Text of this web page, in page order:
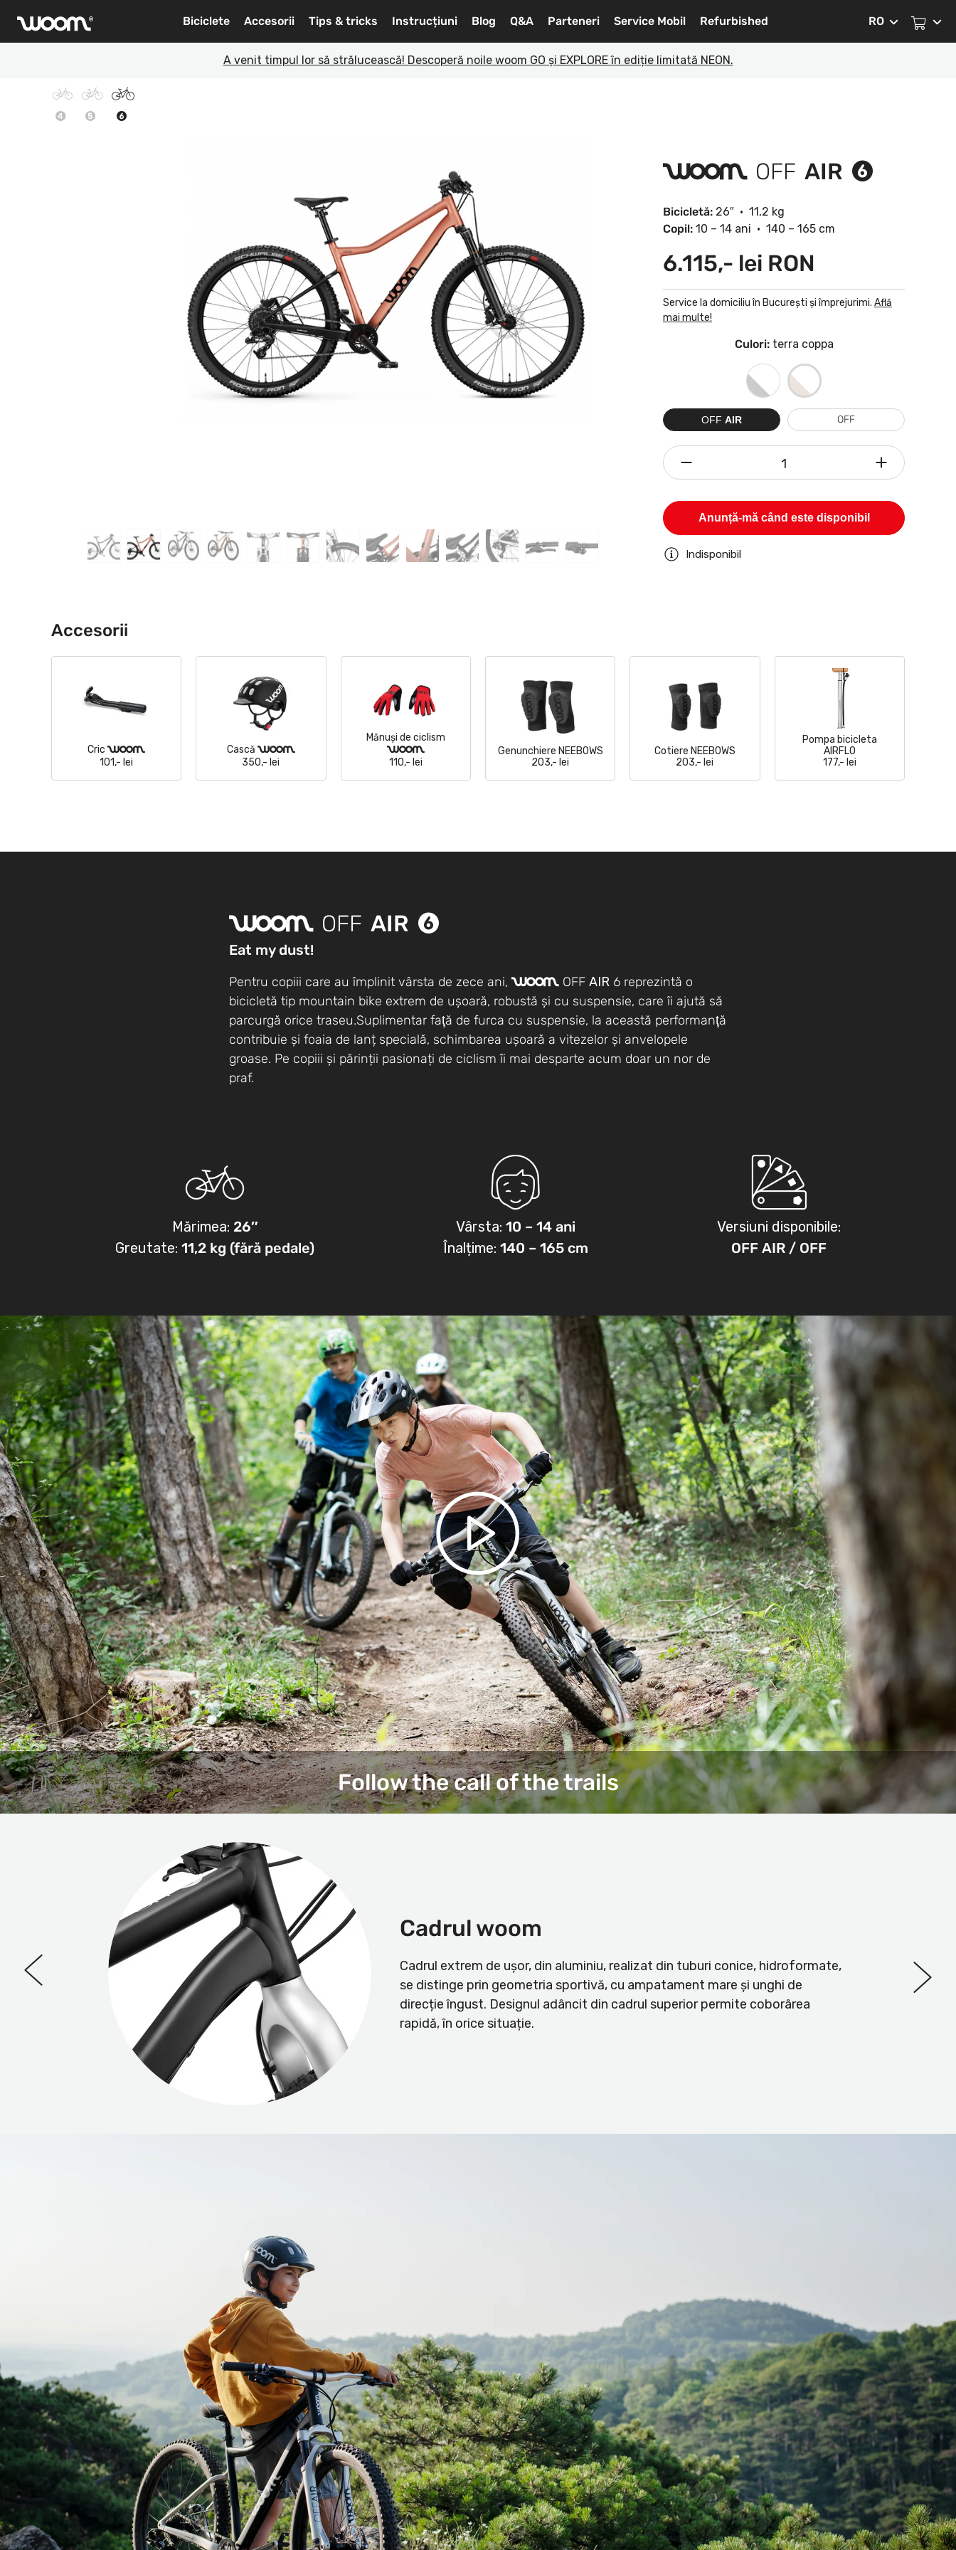
woom® Biciclete Accesorii Tips & tricks Instrucțiuni Blog Q&A Parteneri Service Mobil Refurbished RO
A venit timpul lor să strălucească! Descoperă noile woom GO și EXPLORE în ediție limitată NEON.
4 5 6
woom OFF AIR 6
Bicicletă: 26″ • 11,2 kg
Copil: 10 – 14 ani • 140 – 165 cm
6.115,- lei RON
Service la domiciliu în București și împrejurimi. Află
mai multe!
Culori: terra coppa
OFF AIR OFF
1
A apărut o eroare. Reîncărcați pagina si
încercați din nou. Dacă nu reusiți, vă rugăm
să ne contactați.
Anunță-mă când este disponibil
Indisponibil
Accesorii
Cricwoom
101,- lei
Cască woom
350,- lei
Mănuși de ciclism
woom
110,- lei
Genunchiere NEEBOWS
203,- lei
Cotiere NEEBOWS
203,- lei
Pompa bicicleta
AIRFLO
177,- lei
woom OFF AIR 6
Eat my dust!
Pentru copiii care au împlinit vârsta de zece ani, woom OFF AIR 6 reprezintă o
bicicletă tip mountain bike extrem de ușoară, robustă și cu suspensie, care îi ajută să
parcurgă orice traseu.Suplimentar faţă de furca cu suspensie, la această performanţă
contribuie și foaia de lanț specială, schimbarea ușoară a vitezelor și anvelopele
groase. Pe copiii și părinții pasionați de ciclism îi mai desparte acum doar un nor de
praf.
Mărimea: 26″
Greutate:11,2 kg (fără pedale)
Vârsta: 10 – 14 ani
Înalțime: 140 – 165 cm
Versiuni disponibile:
OFF AIR/ OFF
Follow the call of the trails
Cadrul woom
Cadrul extrem de ușor, din aluminiu, realizat din tuburi conice, hidroformate,
se distinge prin geometria sportivă, cu ampatament mare și unghi de
direcție îngust. Designul adâncit din cadrul superior permite coborârea
rapidă, în orice situație.